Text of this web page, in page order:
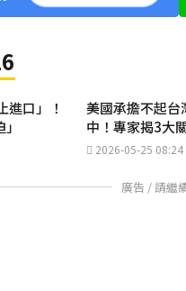
進口」！
美國承擔不起台
中！專家揭3大
2026-05-25 08:24
廣告 / 請繼